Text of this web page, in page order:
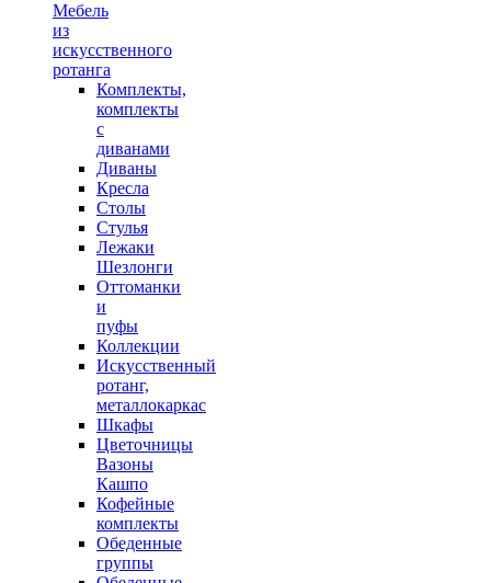
Мебель
из
искусственного
ротанга
Комплекты,
комплекты
с
диванами
Диваны
Кресла
Столы
Стулья
Лежаки
Шезлонги
Оттоманки
и
пуфы
Коллекции
Искусственный
ротанг,
металлокаркас
Шкафы
Цветочницы
Вазоны
Кашпо
Кофейные
комплекты
Обеденные
группы